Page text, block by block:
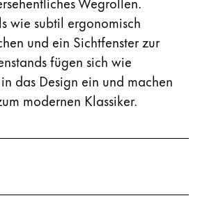
wie subtil ergonomisch
und ein Sichtfenster zur
fügen sich wie
das Design ein und machen
modernen Klassiker.